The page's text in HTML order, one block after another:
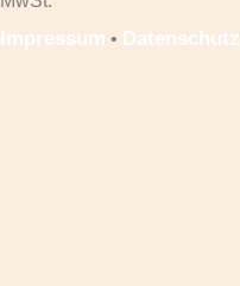
Impressum • Datenschutz